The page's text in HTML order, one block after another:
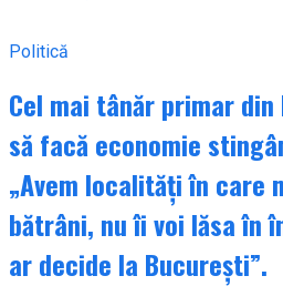
Politică
Cel mai tânăr primar din
să facă economie
„Avem localități în care
bătrâni, nu îi voi lăsa în
ar decide la București”.